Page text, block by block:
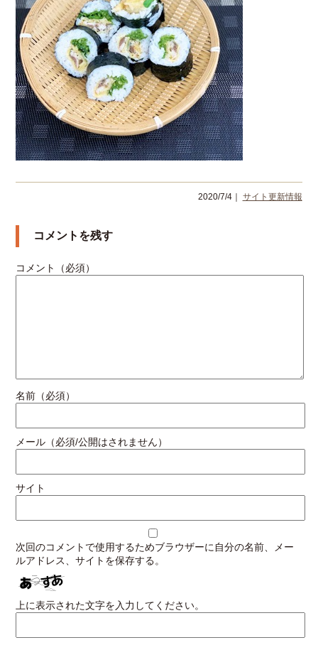
2020/7/4｜ サイト更新情報
コメントを残す
コメント（必須）
名前（必須）
メール（必須/公開はされません）
サイト
次回のコメントで使用するためブラウザーに自分の名前、メー
ルアドレス、サイトを保存する。
上に表示された文字を入力してください。